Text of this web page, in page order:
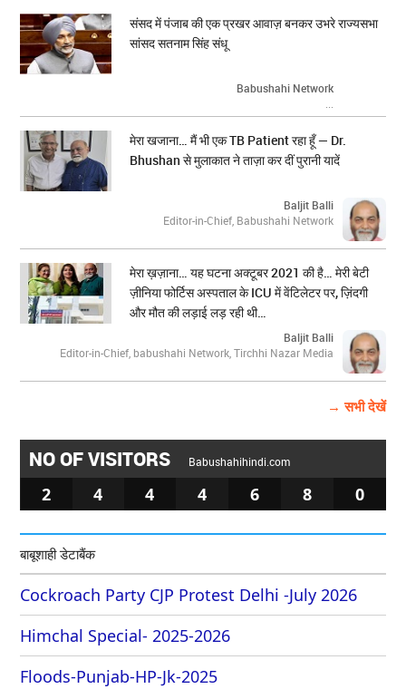
संसद में पंजाब की एक प्रखर आवाज़ बनकर उभरे राज्यसभा
सांसद सतनाम सिंह संधू
Babushahi Network
...
मेरा खजाना… मैं भी एक TB Patient रहा हूँ — Dr.
Bhushan से मुलाकात ने ताज़ा कर दीं पुरानी यादें
Baljit Balli
Editor-in-Chief, Babushahi Network
मेरा ख़ज़ाना… यह घटना अक्टूबर 2021 की है… मेरी बेटी
ज़ीनिया फोर्टिस अस्पताल के ICU में वेंटिलेटर पर, ज़िंदगी
और मौत की लड़ाई लड़ रही थी…
Baljit Balli
Editor-in-Chief, babushahi Network, Tirchhi Nazar Media
→ सभी देखें
NO OF VISITORS Babushahihindi.com
2 4 4 4 6 8 0
बाबूशाही डेटाबैंक
Cockroach Party CJP Protest Delhi -July 2026
Himchal Special- 2025-2026
Floods-Punjab-HP-Jk-2025